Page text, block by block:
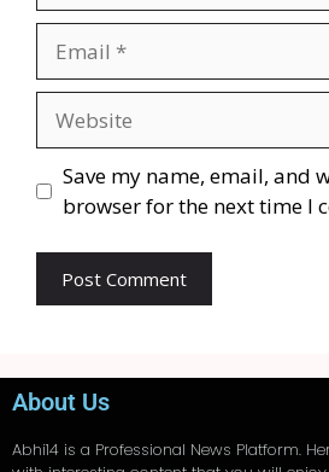
Save my name, email, and
browser for the next time I
About Us
Abhi14 is a Professional News Platform.